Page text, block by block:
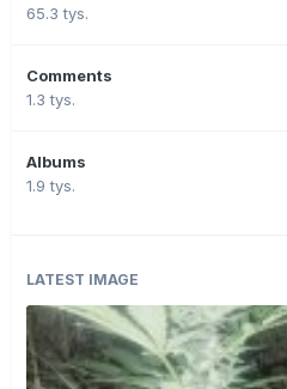
65.3 tys.
Comments
1.3 tys.
Albums
1.9 tys.
LATEST IMAGE